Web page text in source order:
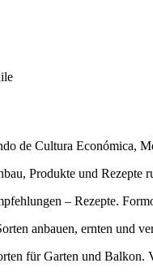
de Cultura Económica,
Produkte und
– Rezepte.
anbauen, ernten und
für Garten und Balkon.